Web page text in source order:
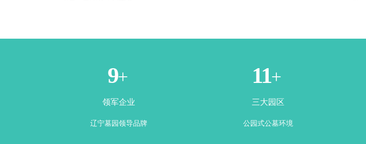
1+
领军企业
辽宁墓园领导品牌
3+
三大园区
公园式公墓环境